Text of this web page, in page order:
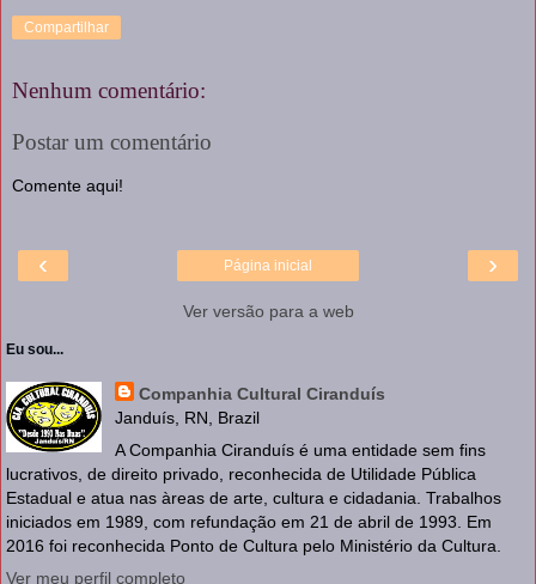
Compartilhar
Nenhum comentário:
Postar um comentário
Comente aqui!
‹ ›
Página inicial
Ver versão para a web
Eu sou...
Companhia Cultural Ciranduís
Janduís, RN, Brazil
A Companhia Ciranduís é uma entidade sem fins
lucrativos, de direito privado, reconhecida de Utilidade Pública
Estadual e atua nas àreas de arte, cultura e cidadania. Trabalhos
iniciados em 1989, com refundação em 21 de abril de 1993. Em
2016 foi reconhecida Ponto de Cultura pelo Ministério da Cultura.
Ver meu perfil completo